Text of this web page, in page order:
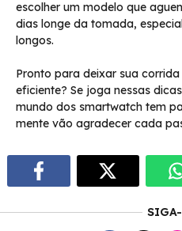
escolher um modelo que
dias longe da tomada,
longos.
Pronto para deixar sua
eficiente? Se joga nessas
mundo dos smartwatch tem
mente vão agradecer cada